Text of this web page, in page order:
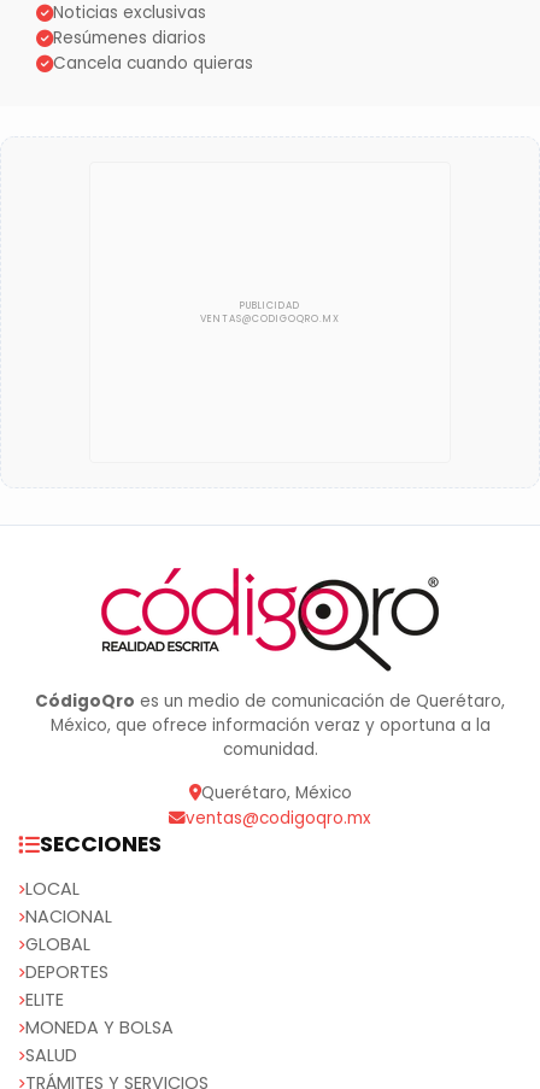
Noticias exclusivas
Resúmenes diarios
Cancela cuando quieras
CódigoQro es un medio de comunicación de Querétaro,
México, que ofrece información veraz y oportuna a la
comunidad.
Querétaro, México
ventas@codigoqro.mx
SECCIONES
LOCAL
NACIONAL
GLOBAL
DEPORTES
ELITE
MONEDA Y BOLSA
SALUD
TRÁMITES Y SERVICIOS